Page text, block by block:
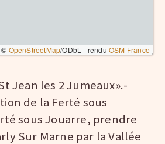
© OpenStreetMap/ODbL - rendu OSM France
Jean les 2 Jumeaux».-
de la Ferté sous
sous Jouarre, prendre
Sur Marne par la Vallée